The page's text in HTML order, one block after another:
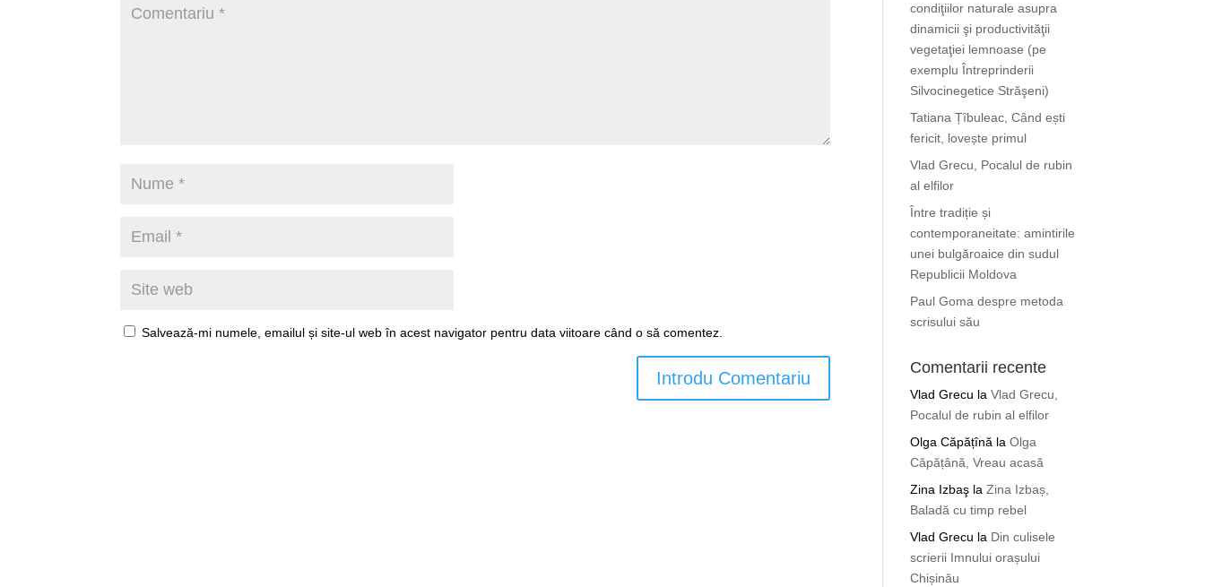
Salvează-mi numele, emailul și site-ul web în acest navigator pentru data viitoare când o să comentez.
condiţiilor naturale asupra
dinamicii şi productivităţii
vegetaţiei lemnoase (pe
exemplu Întreprinderii
Silvocinegetice Străşeni)
Tatiana Țîbuleac, Când ești
fericit, lovește primul
Vlad Grecu, Pocalul de rubin
al elfilor
Între tradiție și
contemporaneitate: amintirile
unei bulgăroaice din sudul
Republicii Moldova
Paul Goma despre metoda
scrisului său
Comentarii recente
Vlad Grecu laVlad Grecu,
Pocalul de rubin al elfilor
Olga Căpățînă laOlga
Căpățână, Vreau acasă
Zina Izbaş laZina Izbaș,
Baladă cu timp rebel
Vlad Grecu la Din culisele
scrierii Imnului orașului
Chișinău